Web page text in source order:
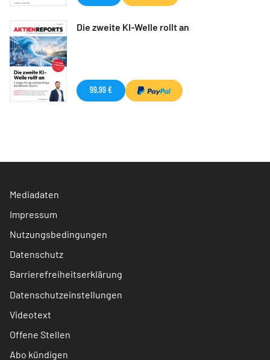
Die zweite KI-Welle rollt an
99,99 €
Mediadaten
Impressum
Nutzungsbedingungen
Datenschutz
Barrierefreiheitserklärung
Datenschutzeinstellungen
Videotext
Offene Stellen
Abo kündigen